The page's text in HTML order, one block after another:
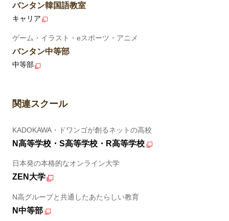
バンタン韓国語教室
キャリア
ゲーム・イラスト・eスポーツ・アニメ
バンタン中等部
中等部
関連スクール
KADOKAWA・ドワンゴが創るネットの高校
N高等学校・S高等学校・R高等学校
日本発の本格的なオンライン大学
ZEN大学
N高グループと共通したあたらしい教育
N中等部